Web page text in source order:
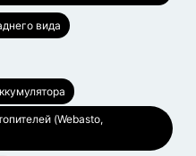
вида
(Webasto,